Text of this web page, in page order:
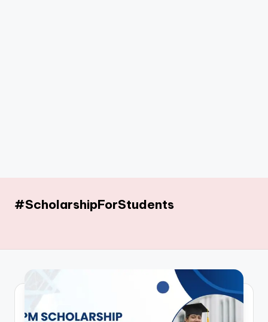
#ScholarshipForStudents